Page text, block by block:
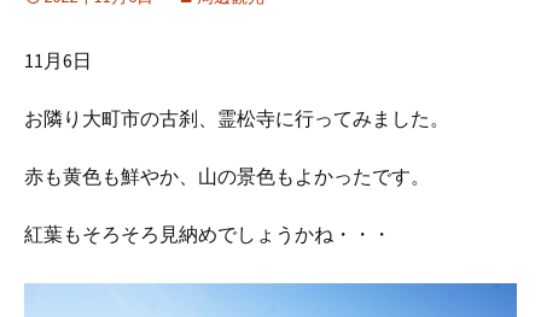
11月6日
お隣り大町市の古刹、霊松寺に行ってみました。
赤も黄色も鮮やか、山の景色もよかったです。
紅葉もそろそろ見納めでしょうかね・・・